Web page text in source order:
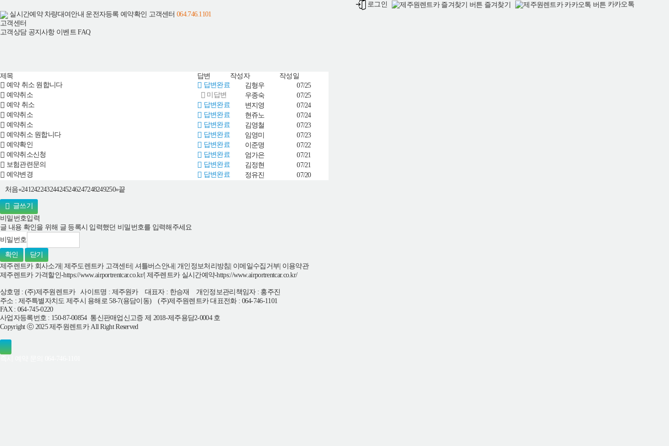
로그인 즐겨찾기
카카오톡
실시간예약 차량대여안내 운전자등록 예약확인 고객센터 064.746.1101
고객센터
고객상담 공지사항 이벤트 FAQ
제목 답변 작성자
작성일
예약 취소 원합니다
답변완료 김형우
07/25
예약취소
미답변 우종숙
07/25
예약 취소
답변완료 변지영
07/24
예약취소
답변완료 현쥬노
07/24
예약취소
답변완료 김영철
07/23
예약취소 원합니다
답변완료 임영미
07/23
예약확인
답변완료 이준명
07/22
예약취소신청
답변완료 엄가은
07/21
보험관련문의
답변완료 김정현
07/21
예약변경
답변완료 정유진
07/20
처음«241 242243244245246247248249250»끝
글쓰기
비밀번호입력
글 내용 확인을 위해 글 등록시 입력했던 비밀번호를 입력해주세요
비밀번호
확인
닫기
제주렌트카 회사소개 제주도렌트카 고객센터 셔틀버스안내 개인정보처리방침 이메일수집거부 이용약관
제주렌트카 가격할인-https://www.airportrentcar.co.kr/| 제주렌트카 실시간예약-https://www.airportrentcar.co.kr/
상호명 : (주)제주원렌트카 사이트명 : 제주원카 대표자 : 한승재 개인정보관리책임자 : 홍주진
주소 : 제주특별자치도 제주시 용해로 58-7(용담이동) (주)제주원렌트카 대표전화 : 064-746-1101
FAX : 064-745-0220
사업자등록번호 : 150-87-00854 통신판매업신고증 제 2018-제주용담2-0004 호
Copyright ⓒ 2025 제주원렌트카 All Right Reserved